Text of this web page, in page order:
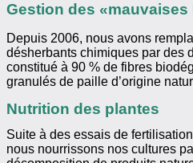
Gestion des «mauvaises
Depuis 2006, nous avons
désherbants chimiques par des
constitué à 90 % de fibres
granulés de paille d’origine
Nutrition des plantes
Suite à des essais de
nous nourrissons nos cultures